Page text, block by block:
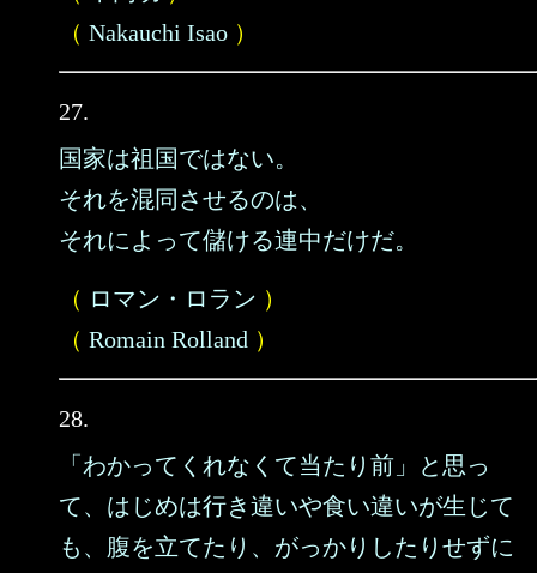
（ Nakauchi Isao ）
27.
国家は祖国ではない。
それを混同させるのは、
それによって儲ける連中だけだ。
（ ロマン・ロラン ）
（ Romain Rolland ）
28.
「わかってくれなくて当たり前」と思っ
て、はじめは行き違いや食い違いが生じて
も、腹を立てたり、がっかりしたりせずに